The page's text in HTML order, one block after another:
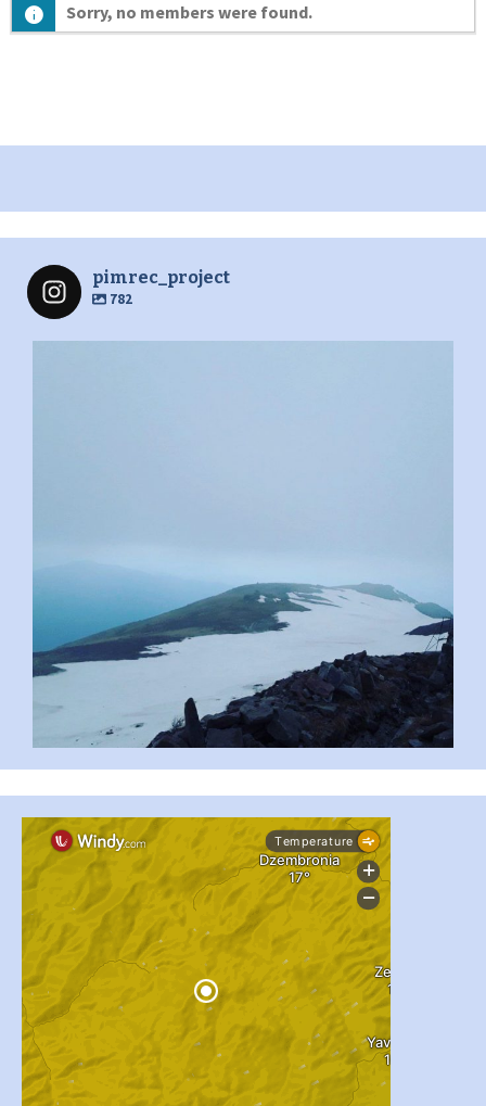
Sorry, no members were found.
pimrec_project
782
...
pimrec_project